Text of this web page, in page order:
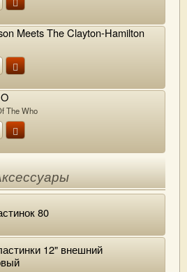
Meets The Clayton-Hamilton
The Who
80
12" внешний